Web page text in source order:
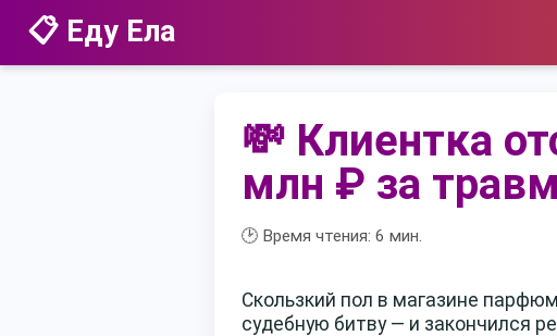
📋 Еду Ела
💸 Клиентка
млн ₽ за
🕑 Время чтения: 6 мин.
Скользкий пол в магазине
судебную битву — и закончился